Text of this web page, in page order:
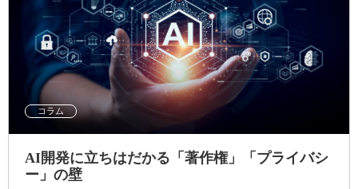
コラム
AI開発に立ちはだかる「著作権」「プライバシ
ー」の壁